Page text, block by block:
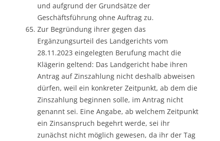
und aufgrund der Grundsätze der
Geschäftsführung ohne Auftrag zu.
Zur Begründung ihrer gegen das
Ergänzungsurteil des Landgerichts vom
28.11.2023 eingelegten Berufung macht die
Klägerin geltend: Das Landgericht habe ihren
Antrag auf Zinszahlung nicht deshalb abweisen
dürfen, weil ein konkreter Zeitpunkt, ab dem die
Zinszahlung beginnen solle, im Antrag nicht
genannt sei. Eine Angabe, ab welchem Zeitpunkt
ein Zinsanspruch begehrt werde, sei ihr
zunächst nicht möglich gewesen, da ihr der Tag